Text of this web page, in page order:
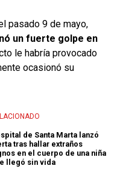
pasado 9 de mayo,
un fuerte golpe en
le habría provocado
ocasionó su
de Santa Marta lanzó
tras hallar extraños
en el cuerpo de una niña
llegó sin vida